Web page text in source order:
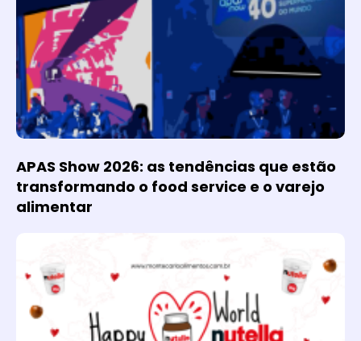
APAS Show 2026: as tendências que estão
transformando o food service e o varejo
alimentar